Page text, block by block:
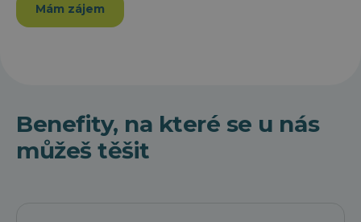
Mám zájem
Benefity, na které se u nás
můžeš těšit